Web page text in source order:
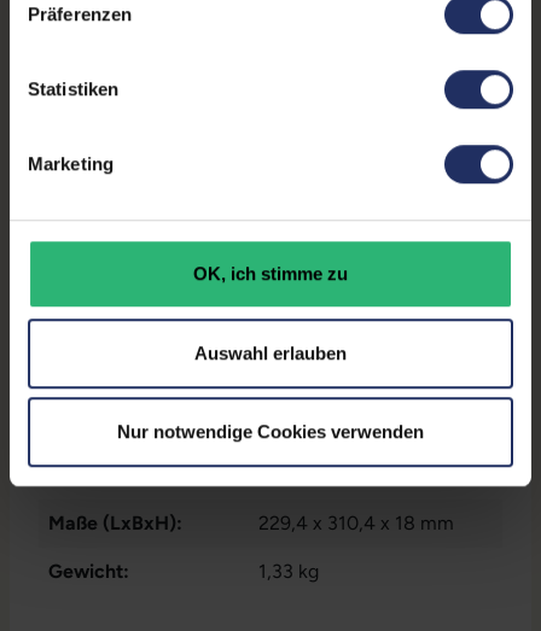
Präferenzen
Statistiken
Marketing
OK, ich stimme zu
Auswahl erlauben
Nur notwendige Cookies verwenden
Deutsch (QWERTZ) ohne
Intel® UHD Graphics 620
Fingerprintreader:
Datenspeicher: 500 GB SSD
16 GB DDR4
Prozessor:
Intel Core i5 8265U @ 1,6
GHz
GTIN/EAN: 9010362025857
Maße (LxBxH): 229,4 x 310,4 x 18 mm
Gewicht: 1,33 kg